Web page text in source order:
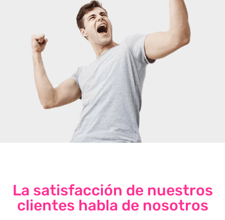
La satisfacción de nuestros
clientes habla de nosotros